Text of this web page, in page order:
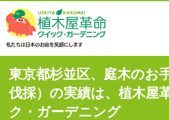
東京都杉並区、庭木のお
伐採）の実績は、植木屋
ク・ガーデニング